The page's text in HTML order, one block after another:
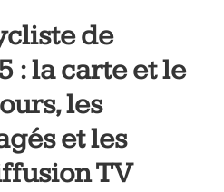
de
: la carte et le
les
et les
TV